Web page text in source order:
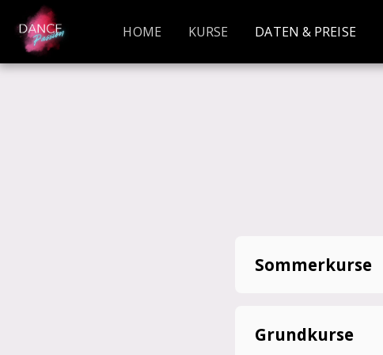
HOME KURSE DATEN & PREISE
Sommerkurse
Grundkurse